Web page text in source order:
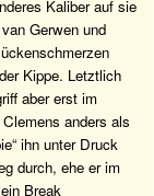
Kaliber auf sie
Gerwen und
Kippe. Letztlich
aber erst im
anders als
ihn unter Druck
durch, ehe er im
Break